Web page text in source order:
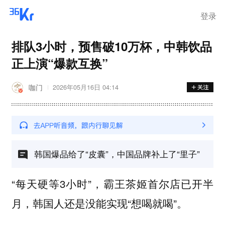
登录
排队3小时，预售破10万杯，中韩饮品
正上演“爆款互换”
咖门 2026年05月16日 04:14
韩国爆品给了“皮囊”，中国品牌补上了“里子”
“每天硬等3小时”，霸王茶姬首尔店已开半
月，韩国人还是没能实现“想喝就喝”。